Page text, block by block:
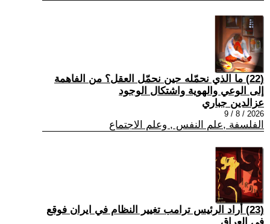
(22) ما الذي نحمّله حين نحمّل العقل؟ من الفاهمة
إلى الوعي والهوية واشتكال الوجود
عزالدين جباري
2026 / 8 / 9
الفلسفة ,علم النفس , وعلم الاجتماع
(23) أراد الرئيس ترامب تغيير النظام في ايران فوقع